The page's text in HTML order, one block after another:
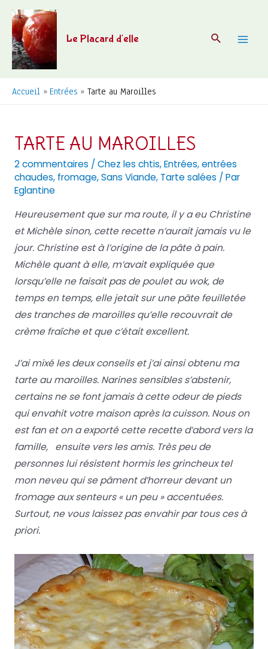
Aller
contenu
Le Placard d'elle
Accueil Entrées Tarte au Maroilles
TARTE AU MAROILLES
2 commentaires /Chez les chtis,Entrées,entrées
chaudes, fromage,Sans Viande, Tarte salées / Par
Eglantine
Heureusement que sur ma route, il y a eu Christine
et Michèle sinon, cette recette n’aurait jamais vu le
jour. Christine est à l’origine de la pâte à pain.
Michèle quant à elle, m’avait expliquée que
lorsqu’elle ne faisait pas de poulet au wok, de
temps en temps, elle jetait sur une pâte feuilletée
des tranches de maroilles qu’elle recouvrait de
crème fraîche et que c’était excellent.
J’ai mixé les deux conseils et j’ai ainsi obtenu ma
tarte au maroilles. Narines sensibles s’abstenir,
certains ne se font jamais à cette odeur de pieds
qui envahit votre maison après la cuisson. Nous on
est fan et on a exporté cette recette d’abord vers la
famille, ensuite vers les amis. Très peu de
personnes lui résistent hormis les grincheux tel
mon neveu qui se pâment d’horreur devant un
fromage aux senteurs « un peu » accentuées.
Surtout, ne vous laissez pas envahir par tous ces à
priori.